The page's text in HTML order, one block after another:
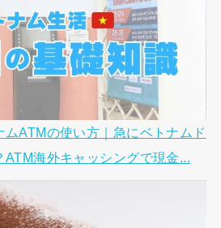
ムATMの使い方｜急にベトナムド
ATM海外キャッシングで現金...